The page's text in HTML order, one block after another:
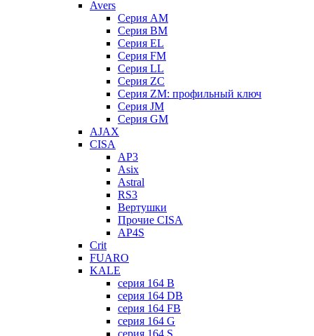
Avers
Серия AM
Серия BM
Серия EL
Серия FM
Серия LL
Серия ZC
Серия ZM: профильный ключ
Серия JM
Серия GM
AJAX
CISA
AP3
Asix
Astral
RS3
Вертушки
Прочие CISA
AP4S
Crit
FUARO
KALE
серия 164 B
серия 164 DB
серия 164 FB
серия 164 G
серия 164 S